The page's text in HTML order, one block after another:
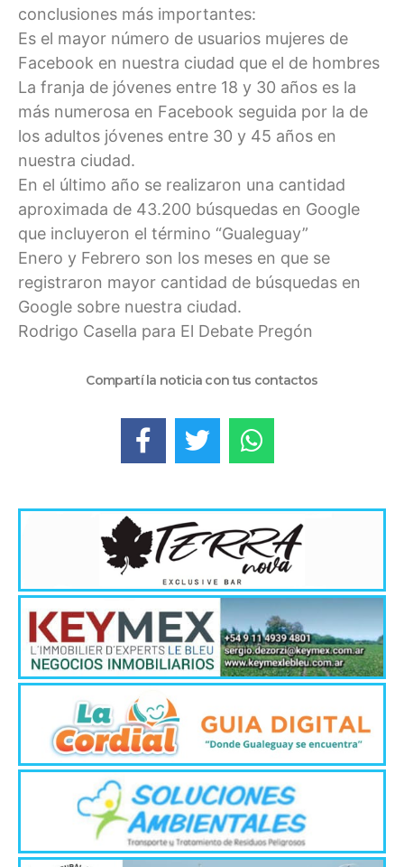
conclusiones más importantes:
Es el mayor número de usuarios mujeres de
Facebook en nuestra ciudad que el de hombres
La franja de jóvenes entre 18 y 30 años es la
más numerosa en Facebook seguida por la de
los adultos jóvenes entre 30 y 45 años en
nuestra ciudad.
En el último año se realizaron una cantidad
aproximada de 43.200 búsquedas en Google
que incluyeron el término “Gualeguay”
Enero y Febrero son los meses en que se
registraron mayor cantidad de búsquedas en
Google sobre nuestra ciudad.
Rodrigo Casella para El Debate Pregón
Compartí la noticia con tus contactos